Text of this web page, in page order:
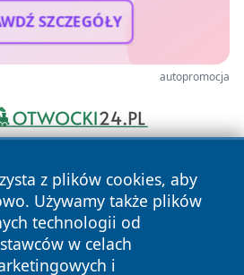
SZCZEGÓŁY
autopromocja
z plików cookies, aby
Używamy także plików
technologii od
w celach
i